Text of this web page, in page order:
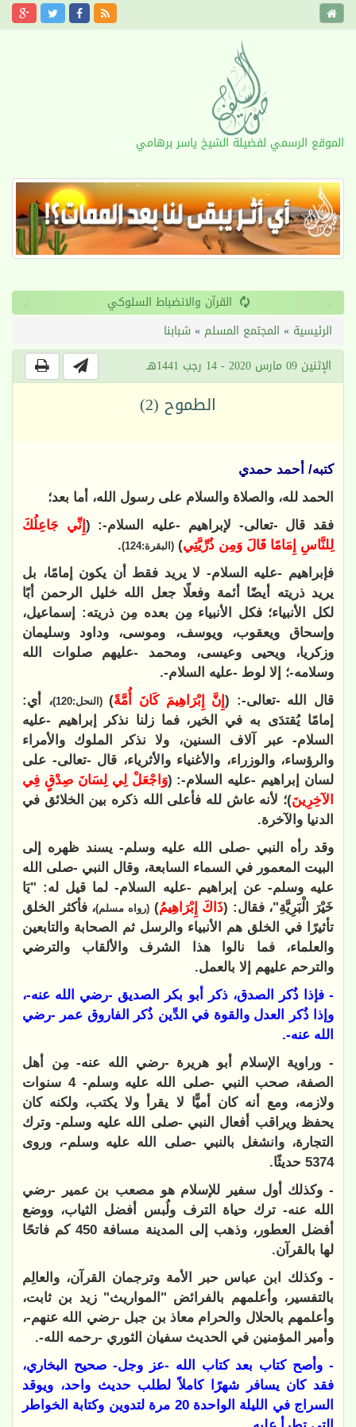
الموقع الرسمي لفضيلة الشيخ ياسر برهامي
القرآن والانضباط السلوكي ‹
›
الرئيسية » المجتمع المسلم » شبابنا
الإثنين 09 مارس 2020 - 14 رجب 1441هـ
الطموح (2)
كتبه/ أحمد حمدي
الحمد لله، والصلاة والسلام على رسول الله، أما بعد؛
فقد قال -تعالى- لإبراهيم -عليه السلام-: (إِنِّي جَاعِلُكَ
لِلنَّاسِ إِمَامًا قَالَ وَمِن ذُرِّيَّتِي) (البقرة:124)
.
فإبراهيم -عليه السلام- لا يريد فقط أن يكون إمامًا، بل
يريد ذريته أيضًا أئمة وفعلًا جعل الله خليل الرحمن أبًا
لكل الأنبياء؛ فكل الأنبياء مِن بعده مِن ذريته: إسماعيل،
وإسحاق ويعقوب، ويوسف، وموسى، وداود وسليمان
وزكريا، ويحيى وعيسى، ومحمد -عليهم صلوات الله
وسلامه-؛ إلا لوط -عليه السلام-.
قال الله -تعالى-: (إِنَّ إِبْرَاهِيمَ كَانَ أُمَّةً)(النحل:120)
، أي:
إمامًا يُقتدَى به في الخير، فما زلنا نذكر إبراهيم -عليه
السلام- عبر آلاف السنين، ولا نذكر الملوك والأمراء
والرؤساء، والوزراء، والأغنياء والأثرياء، قال -تعالى- على
لسان إبراهيم -عليه السلام-: (وَاجْعَلْ لِي لِسَانَ صِدْقٍ فِي
الآخِرِينَ)؛ لأنه عاش لله فأعلى الله ذكره بين الخلائق في
الدنيا والآخرة.
وقد رأه النبي -صلى الله عليه وسلم- يسند ظهره إلى
البيت المعمور في السماء السابعة، وقال النبي -صلى الله
عليه وسلم- عن إبراهيم -عليه السلام- لما قيل له: "يَا
خَيْرَ الْبَرِيَّةِ"، فقال: (ذَاكَ إِبْرَاهِيمُ)(رواه مسلم)، فأكثر الخلق
تأثيرًا في الخلق هم الأنبياء والرسل ثم الصحابة والتابعين
والعلماء، فما نالوا هذا الشرف والألقاب والترضي
والترحم عليهم إلا بالعمل.
- فإذا ذُكر الصدق، ذكر أبو بكر الصديق -رضي الله عنه-،
وإذا ذُكر العدل والقوة في الدِّين ذُكر الفاروق عمر -رضي
الله عنه-.
- وراوية الإسلام أبو هريرة -رضي الله عنه- مِن أهل
الصفة، صحب النبي -صلى الله عليه وسلم- 4 سنوات
ولازمه، ومع أنه كان أميًّا لا يقرأ ولا يكتب، ولكنه كان
يحفظ ويراقب أفعال النبي -صلى الله عليه وسلم- وترك
التجارة، وانشغل بالنبي -صلى الله عليه وسلم-، وروى
5374 حديثًا.
- وكذلك أول سفير للإسلام هو مصعب بن عمير -رضي
الله عنه- ترك حياة الترف ولُبس أفضل الثياب، ووضع
أفضل العطور، وذهب إلى المدينة مسافة 450 كم فاتحًا
لها بالقرآن.
- وكذلك ابن عباس حبر الأمة وترجمان القرآن، والعالِم
بالتفسير، وأعلمهم بالفرائض "المواريث" زيد بن ثابت،
وأعلمهم بالحلال والحرام معاذ بن جبل -رضي الله عنهم-،
وأمير المؤمنين في الحديث سفيان الثوري -رحمه الله-.
- وأصح كتاب بعد كتاب الله -عز وجل- صحيح البخاري،
فقد كان يسافر شهرًا كاملاً لطلب حديث واحد، ويوقد
السراج في الليلة الواحدة 20 مرة لتدوين وكتابة الخواطر